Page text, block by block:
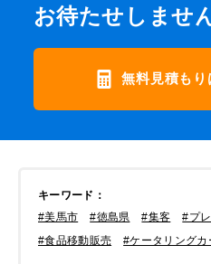
お待たせしませ
無料見積もり
キーワード ：
#美馬市
#徳島県 #集客 #プ
#食品移動販売
#ケータリングカ